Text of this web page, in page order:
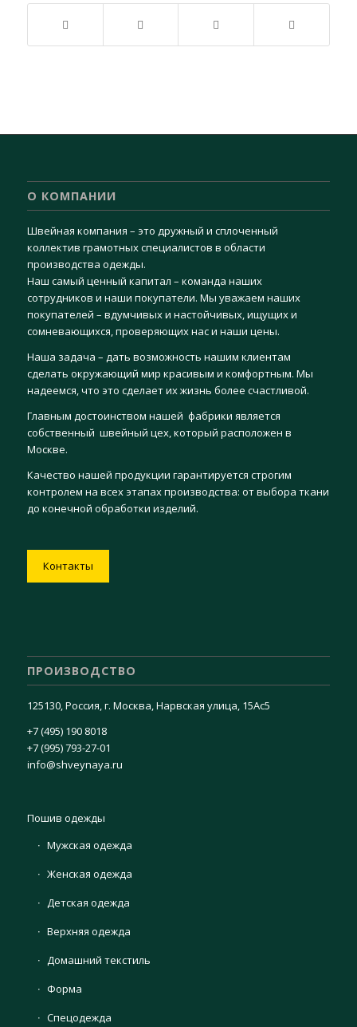
О КОМПАНИИ
Швейная компания – это дружный и сплоченный
коллектив грамотных специалистов в области
производства одежды.
Наш самый ценный капитал – команда наших
сотрудников и наши покупатели. Мы уважаем наших
покупателей – вдумчивых и настойчивых, ищущих и
сомневающихся, проверяющих нас и наши цены.
Наша задача – дать возможность нашим клиентам
сделать окружающий мир красивым и комфортным. Мы
надеемся, что это сделает их жизнь более счастливой.
Главным достоинством нашей фабрики является
собственный швейный цех, который расположен в
Москве.
Качество нашей продукции гарантируется строгим
контролем на всех этапах производства: от выбора ткани
до конечной обработки изделий.
Контакты
ПРОИЗВОДСТВО
125130, Россия, г. Москва, Нарвская улица, 15Ас5
+7 (495) 190 8018
+7 (995) 793-27-01
info@shveynaya.ru
Пошив одежды
Мужская одежда
Женская одежда
Детская одежда
Верхняя одежда
Домашний текстиль
Форма
Спецодежда